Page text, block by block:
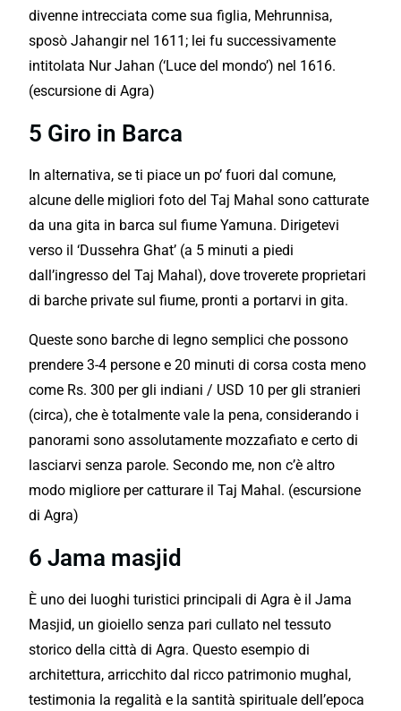
divenne intrecciata come sua figlia, Mehrunnisa,
sposò Jahangir nel 1611; lei fu successivamente
intitolata Nur Jahan (‘Luce del mondo’) nel 1616.
(escursione di Agra)
5 Giro in Barca
In alternativa, se ti piace un po’ fuori dal comune,
alcune delle migliori foto del Taj Mahal sono catturate
da una gita in barca sul fiume Yamuna. Dirigetevi
verso il ‘Dussehra Ghat’ (a 5 minuti a piedi
dall’ingresso del Taj Mahal), dove troverete proprietari
di barche private sul fiume, pronti a portarvi in gita.
Queste sono barche di legno semplici che possono
prendere 3-4 persone e 20 minuti di corsa costa meno
come Rs. 300 per gli indiani / USD 10 per gli stranieri
(circa), che è totalmente vale la pena, considerando i
panorami sono assolutamente mozzafiato e certo di
lasciarvi senza parole. Secondo me, non c’è altro
modo migliore per catturare il Taj Mahal. (escursione
di Agra)
6 Jama masjid
È uno dei luoghi turistici principali di Agra è il Jama
Masjid, un gioiello senza pari cullato nel tessuto
storico della città di Agra. Questo esempio di
architettura, arricchito dal ricco patrimonio mughal,
testimonia la regalità e la santità spirituale dell’epoca